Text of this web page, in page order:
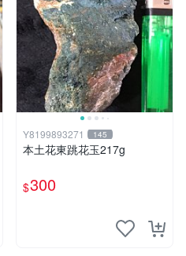
Y8199893271 145
本土花東跳花玉217g
$300